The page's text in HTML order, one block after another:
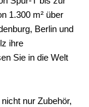
1.300 m² über
Berlin und
ihre
Sie in die Welt
nur Zubehör,